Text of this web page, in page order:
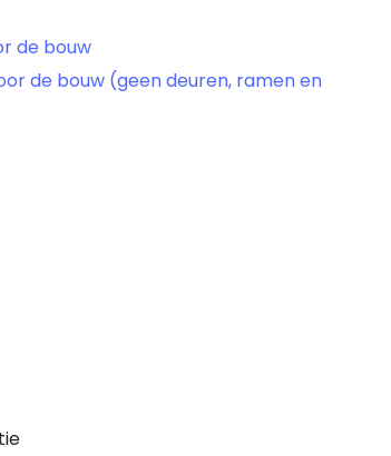
de bouw
de bouw (geen deuren, ramen en